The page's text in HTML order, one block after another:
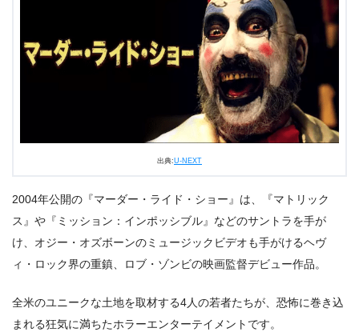
出典:U-NEXT
2004年公開の『マーダー・ライド・ショー』は、『マトリック
ス』や『ミッション：インポッシブル』などのサントラを手が
け、オジー・オズボーンのミュージックビデオも手がけるヘヴ
ィ・ロック界の重鎮、ロブ・ゾンビの映画監督デビュー作品。
全米のユニークな土地を取材する4人の若者たちが、恐怖に巻き込
まれる狂気に満ちたホラーエンターテイメントです。